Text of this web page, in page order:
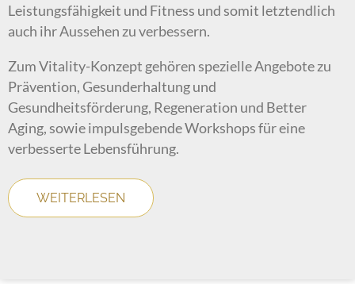
Leistungsfähigkeit und Fitness und somit letztendlich
auch ihr Aussehen zu verbessern.
Zum Vitality-Konzept gehören spezielle Angebote zu
Prävention, Gesunderhaltung und
Gesundheitsförderung, Regeneration und Better
Aging, sowie impulsgebende Workshops für eine
verbesserte Lebensführung.
WEITERLESEN